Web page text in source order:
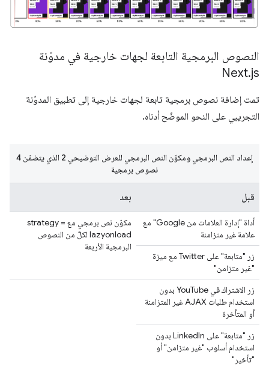
النصوص البرمجية التابعة لجهات خارجية في مدوّنة
Next.js
تمت إضافة نصوص برمجية تابعة لجهات خارجية إلى تطبيق المدوّنة
التجريبي على النحو الموضّح أدناه.
قبل بعد
أداة "إدارة العلامات من Google" مع
علامة غير متزامنة
مكوّن نص برمجي مع strategy =
lazyonload لكلّ من النصوص
البرمجية الأربعة
زر "متابعة" على Twitter مع ميزة
"غير متزامن"
زر الاشتراك في YouTube بدون
استخدام طلبات AJAX غير المتزامنة
أو المتأخرة
زر "متابعة" على LinkedIn بدون
استخدام أسلوب "غير متزامن" أو
"تأخير"
إعداد النص البرمجي ومكوّن النص البرمجي للعرض التوضيحي 2 الذي يتضمّن 4
نصوص برمجية